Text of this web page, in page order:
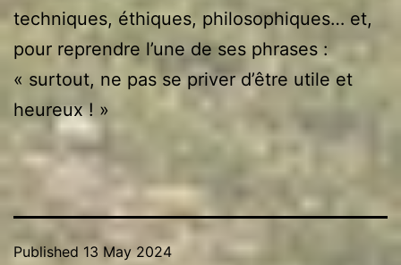
techniques, éthiques, philosophiques… et,
pour reprendre l’une de ses phrases :
« surtout, ne pas se priver d’être utile et
heureux ! »
Published 13 May 2024